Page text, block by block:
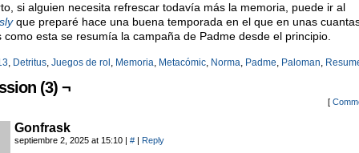
si alguien necesita refrescar todavía más la memoria, puede ir al
que preparé hace una buena temporada en el que en unas
como esta se resumía la campaña de Padme desde el principio.
, Detritus, Juegos de rol , Memoria, Metacómic, Norma, Padme, Paloman,
(3) ¬
[
Gonfrask
septiembre 2, 2025 at 15:10 | # | Reply